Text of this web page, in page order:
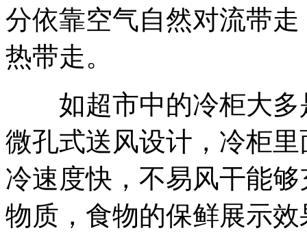
分依靠空气自然对流带
热带走。
如超市中的冷柜大多
微孔式送风设计，冷柜
冷速度快，不易风干能
物质，食物的保鲜展示